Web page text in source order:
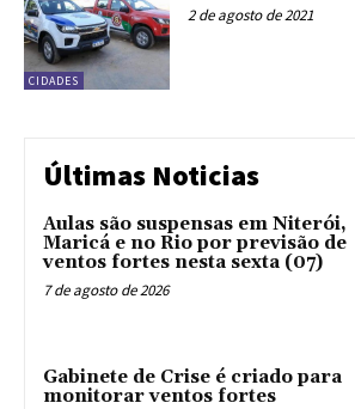
CIDADES
2 de agosto de 2021
Últimas Noticias
Aulas são suspensas em Niterói,
Maricá e no Rio por previsão de
ventos fortes nesta sexta (07)
7 de agosto de 2026
Gabinete de Crise é criado para
monitorar ventos fortes